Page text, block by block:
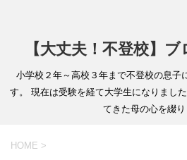
【大丈夫！不登校】
小学校２年～高校３年まで不登校の息子
す。 現在は受験を経て大学生になりまし
てきた母の心を綴り
HOME >